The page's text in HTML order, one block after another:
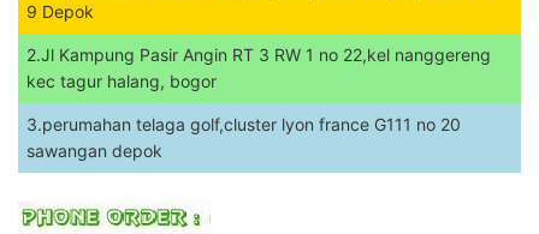
9 Depok
2.Jl Kampung Pasir Angin RT 3 RW 1 no 22,kel nanggereng
kec tagur halang, bogor
3.perumahan telaga golf,cluster lyon france G111 no 20
sawangan depok